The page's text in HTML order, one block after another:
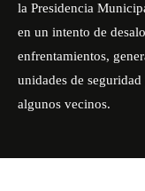
la Presidencia
en un intento de
enfrentamientos,
unidades de
algunos vecinos.